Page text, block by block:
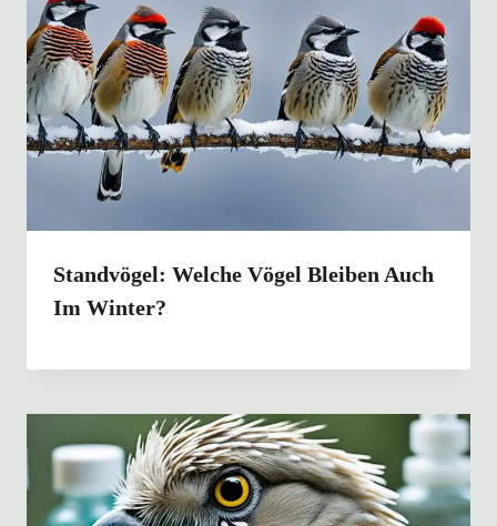
Standvögel: Welche Vögel Bleiben Auch
Im Winter?